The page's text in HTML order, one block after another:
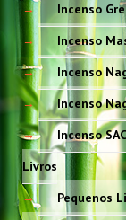
Incenso
Incenso
Incenso
Incenso
Incenso
Livros
Pequenos